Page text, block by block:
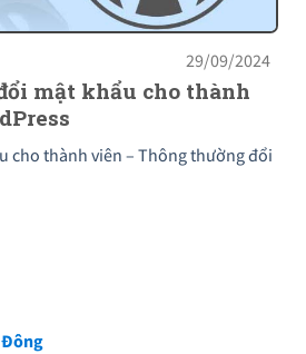
29/09/2024
mật khẩu cho thành
cho thành viên – Thông thường đổi
Đông